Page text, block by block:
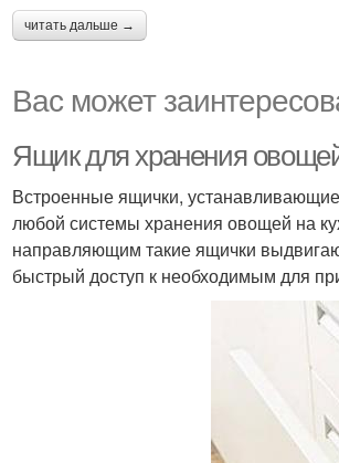
читать дальше →
Вас может
Ящик для хранения
Встроенные ящички,
любой системы хранения овощей на
направляющим такие ящички
быстрый доступ к необходимым для